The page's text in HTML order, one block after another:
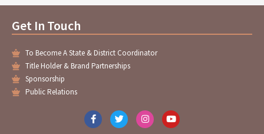
Get In Touch
To Become A State & District Coordinator
Title Holder & Brand Partnerships
Sponsorship
Public Relations
F
a
T
w
I
n
Y
o